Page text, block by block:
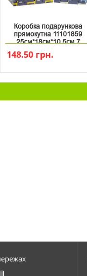
Коробка подарункова
прямокутна 11101859
25см*18см*10.5см 7
148.50 грн.